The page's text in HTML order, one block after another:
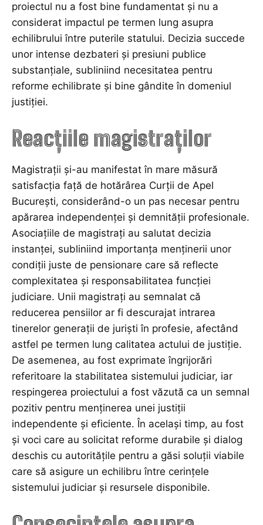
proiectul nu a fost bine fundamentat și nu a
considerat impactul pe termen lung asupra
echilibrului între puterile statului. Decizia succede
unor intense dezbateri și presiuni publice
substanțiale, subliniind necesitatea pentru
reforme echilibrate și bine gândite în domeniul
justiției.
Reacțiile magistraților
Magistrații și-au manifestat în mare măsură
satisfacția față de hotărârea Curții de Apel
București, considerând-o un pas necesar pentru
apărarea independenței și demnității profesionale.
Asociațiile de magistrați au salutat decizia
instanței, subliniind importanța menținerii unor
condiții juste de pensionare care să reflecte
complexitatea și responsabilitatea funcției
judiciare. Unii magistrați au semnalat că
reducerea pensiilor ar fi descurajat intrarea
tinerelor generații de juriști în profesie, afectând
astfel pe termen lung calitatea actului de justiție.
De asemenea, au fost exprimate îngrijorări
referitoare la stabilitatea sistemului judiciar, iar
respingerea proiectului a fost văzută ca un semnal
pozitiv pentru menținerea unei justiții
independente și eficiente. În același timp, au fost
și voci care au solicitat reforme durabile și dialog
deschis cu autoritățile pentru a găsi soluții viabile
care să asigure un echilibru între cerințele
sistemului judiciar și resursele disponibile.